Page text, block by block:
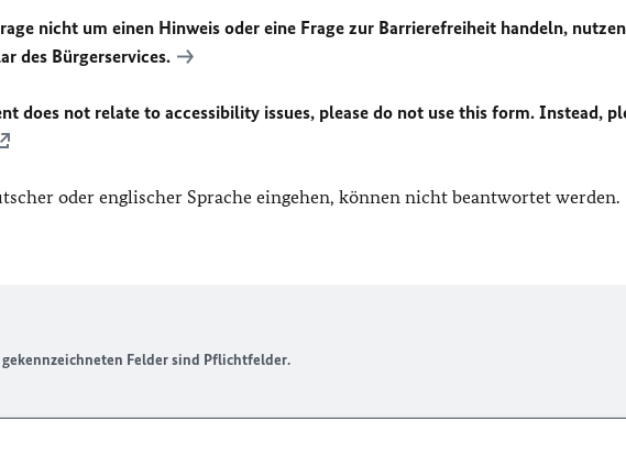
nicht um einen Hinweis oder eine Frage zur Barrierefreiheit handeln,
des Bürgerservices.
does not relate to accessibility issues, please do not use this form. Instead,
oder englischer Sprache eingehen, können nicht beantwortet werden.
Felder sind Pflichtfelder.